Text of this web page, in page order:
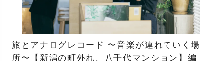
旅とアナログレコード 〜音楽が連れていく場
所〜【新潟の町外れ、八千代マンション】編